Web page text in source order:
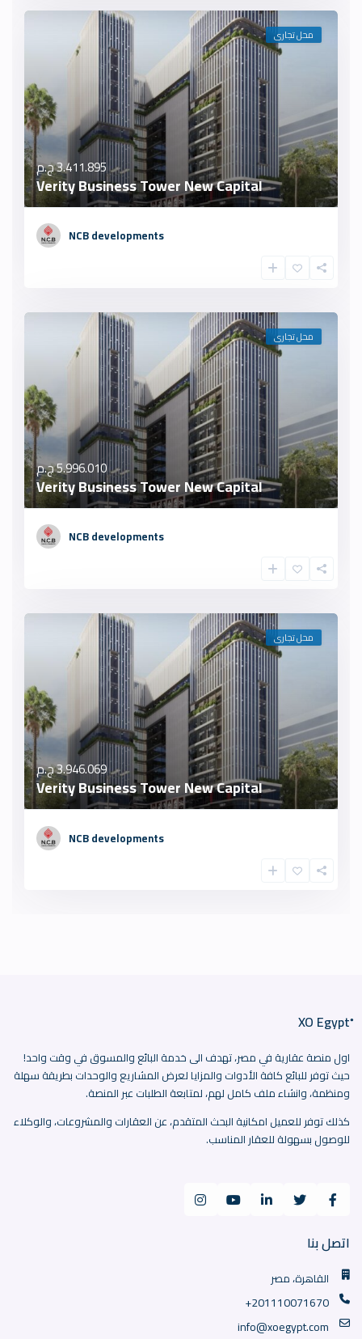
محل تجارى
3.411.895 ج.م
Verity Business Tower New Capital
NCB developments
محل تجارى
5.996.010 ج.م
Verity Business Tower New Capital
NCB developments
محل تجارى
3.946.069 ج.م
Verity Business Tower New Capital
NCB developments
اول منصة عقارية في مصر، تهدف الى خدمة البائع والمسوق في وقت واحد!
حيث توفر للبائع كافة الأدوات والمزايا لعرض المشاريع والوحدات بطريقة سهلة
ومنظمة، وانشاء ملف كامل لهم، لمتابعة الطلبات عبر المنصة.
كذلك توفر للعميل امكانية البحث المتقدم، عن العقارات والمشروعات، والوكلاء
للوصول بسهولة للعقار المناسب.
اتصل بنا
القاهرة، مصر
+201110071670
info@xoegypt.com